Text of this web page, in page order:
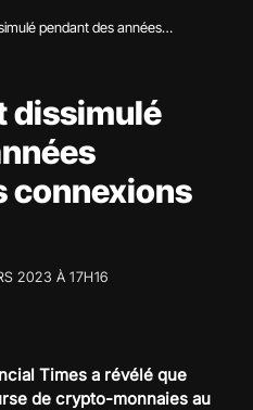
pendant des années
dissimulé
connexions
2023 À 17H16
Times a révélé que
de crypto-monnaies au